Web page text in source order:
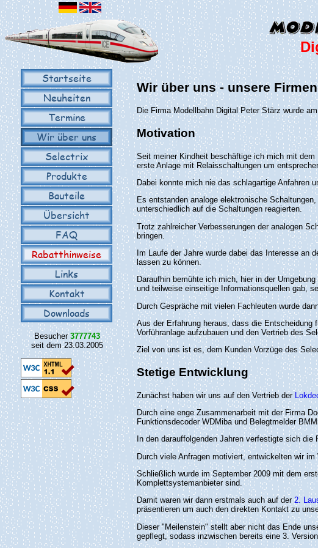
Startseite
Neuheiten
Termine
Wir über uns
Selectrix
Produkte
Bauteile
Übersicht
FAQ
Rabatthinweise
Links
Kontakt
Downloads
Besucher3777743
seit dem 23.03.2005
Wir über uns - unsere
Die Firma Modellbahn Digital Peter Stärz wurde
Motivation
Seit meiner Kindheit beschäftige ich mich mit
erste Anlage mit Relaisschaltungen um
Dabei konnte mich nie das schlagartige Anfahren
Es entstanden analoge elektronische
unterschiedlich auf die Schaltungen reagierten.
Trotz zahlreicher Verbesserungen der analogen
bringen.
Im Laufe der Jahre wurde dabei das Interesse
lassen zu können.
Daraufhin bemühte ich mich, hier in der
und teilweise einseitige Informationsquellen gab,
Durch Gespräche mit vielen Fachleuten wurde
Aus der Erfahrung heraus, dass die
Vorführanlage aufzubauen und den Vertrieb des
Ziel von uns ist es, dem Kunden Vorzüge des
Stetige Entwicklung
Zunächst haben wir uns auf den Vertrieb der
Durch eine enge Zusammenarbeit mit der Firma
Funktionsdecoder WDMiba und Belegtmelder
In den darauffolgenden Jahren verfestigte sich
Durch viele Anfragen motiviert, entwickelten wir
Schließlich wurde im September 2009 mit dem
Komplettsystemanbieter sind.
Damit waren wir dann erstmals auch auf der 2.
präsentieren um auch den direkten Kontakt zu
Dieser "Meilenstein" stellt aber nicht das Ende
gepflegt, sodass inzwischen bereits eine 3.